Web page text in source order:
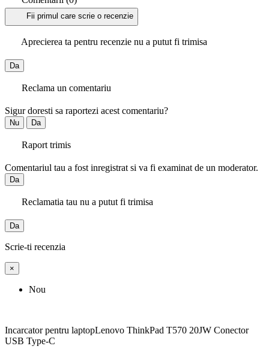
Fii primul care scrie o recenzie
Aprecierea ta pentru recenzie nu a putut fi trimisa
Da
Reclama un comentariu
Sigur doresti sa raportezi acest comentariu?
Nu Da
Raport trimis
Comentariul tau a fost inregistrat si va fi examinat de un moderator.
Da
Reclamatia tau nu a putut fi trimisa
Da
Scrie-ti recenzia
×
Nou
Incarcator pentru laptopLenovo ThinkPad T570 20JW Conector
USB Type-C